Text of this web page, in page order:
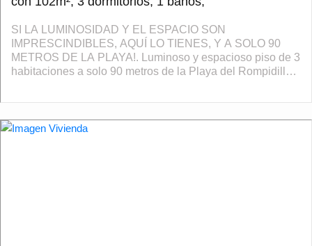
SI LA LUMINOSIDAD Y EL ESPACIO SON
IMPRESCINDIBLES, AQUÍ LO TIENES, Y A SOLO 90
METROS DE LA PLAYA!. Luminoso y espacioso piso de 3
habitaciones a solo 90 metros de la Playa del Rompidillo